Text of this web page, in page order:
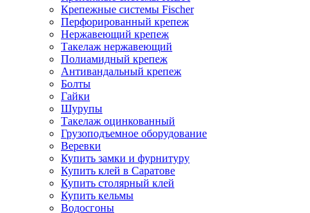
Крепежные системы Fischer
Перфорированный крепеж
Нержавеющий крепеж
Такелаж нержавеющий
Полиамидный крепеж
Антивандальный крепеж
Болты
Гайки
Шурупы
Такелаж оцинкованный
Грузоподъемное оборудование
Веревки
Купить замки и фурнитуру
Купить клей в Саратове
Купить столярный клей
Купить кельмы
Водосгоны